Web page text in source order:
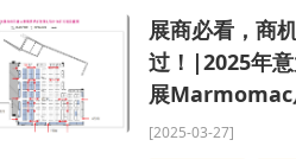
展商必看，商
过！|2025年
展Marmomac
[2025-03-27]